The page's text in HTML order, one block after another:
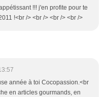
!!! j'en profite pour te
!<br /> <br /> <br /> <br />
année à toi Cocopassion.<br
en articles gourmands, en